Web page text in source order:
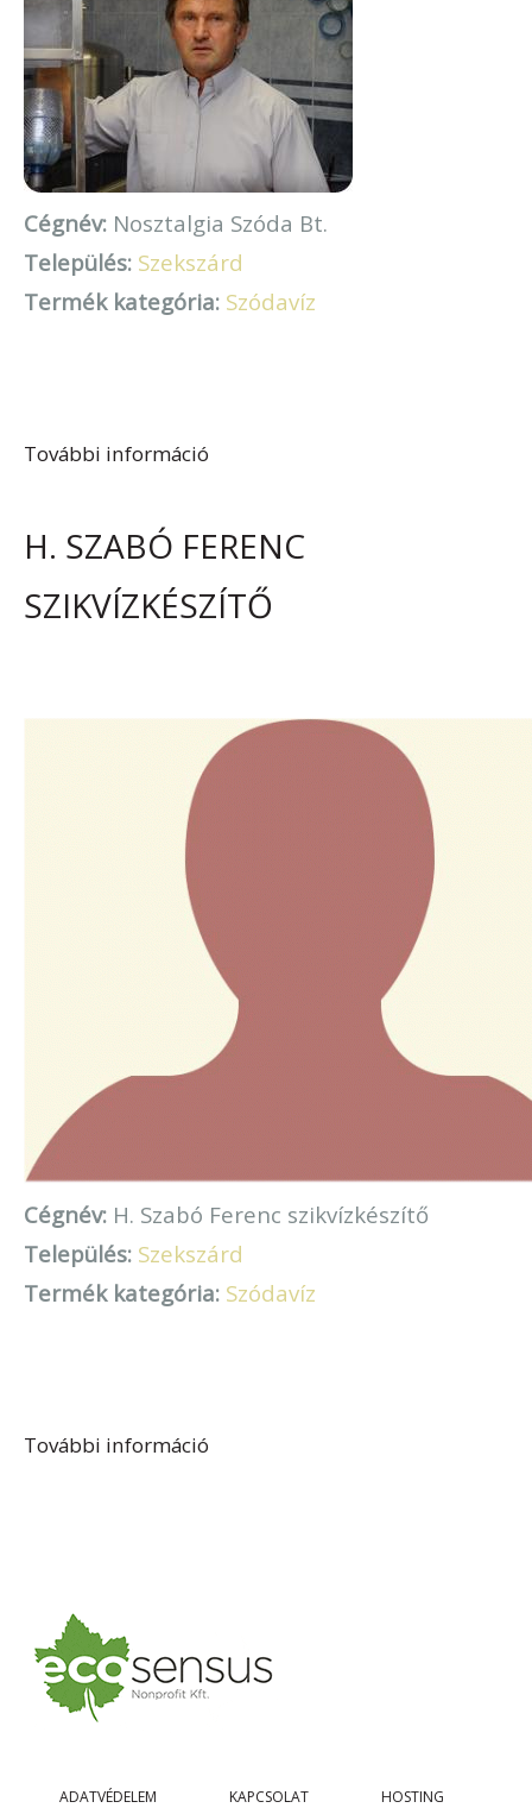
Cégnév: Nosztalgia Szóda Bt.
Település: Szekszárd
Termék kategória: Szódavíz
További információ
H. SZABÓ FERENC
SZIKVÍZKÉSZÍTŐ
Cégnév: H. Szabó Ferenc szikvízkészítő
Település: Szekszárd
Termék kategória: Szódavíz
További információ
ADATVÉDELEM KAPCSOLAT
HOSTING